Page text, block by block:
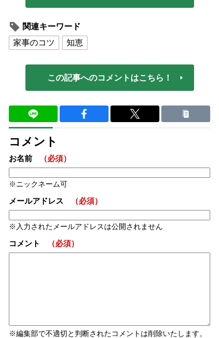
関連キーワード
家事のコツ
知恵
この記事へのコメントはこちら！
コメント
お名前 （必須）
ニックネーム可
メールアドレス （必須）
入力されたメールアドレスは公開されません
コメント （必須）
編集部で不適切と判断されたコメントは削除いたします。